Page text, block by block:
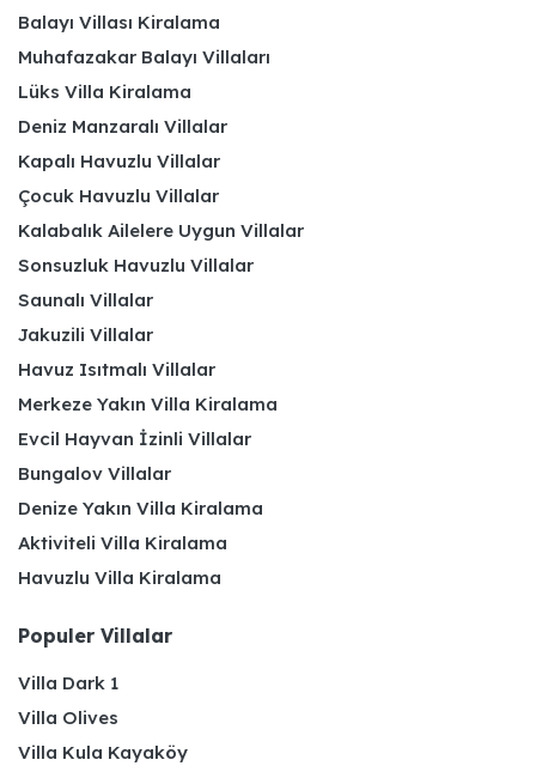
Balayı Villası Kiralama
Muhafazakar Balayı Villaları
Lüks Villa Kiralama
Deniz Manzaralı Villalar
Kapalı Havuzlu Villalar
Çocuk Havuzlu Villalar
Kalabalık Ailelere Uygun Villalar
Sonsuzluk Havuzlu Villalar
Saunalı Villalar
Jakuzili Villalar
Havuz Isıtmalı Villalar
Merkeze Yakın Villa Kiralama
Evcil Hayvan İzinli Villalar
Bungalov Villalar
Denize Yakın Villa Kiralama
Aktiviteli Villa Kiralama
Havuzlu Villa Kiralama
Populer Villalar
Villa Dark 1
Villa Olives
Villa Kula Kayaköy